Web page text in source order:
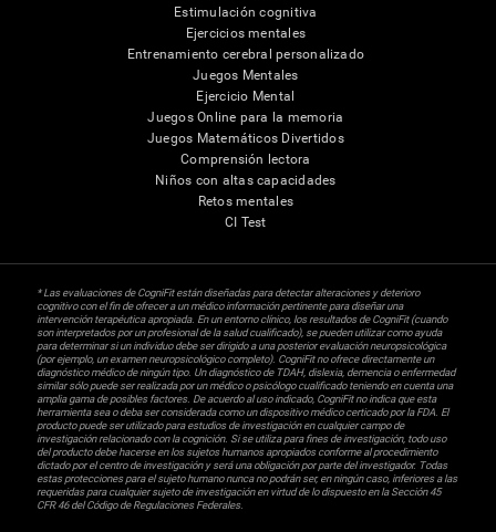
Estimulación cognitiva
Ejercicios mentales
Entrenamiento cerebral personalizado
Juegos Mentales
Ejercicio Mental
Juegos Online para la memoria
Juegos Matemáticos Divertidos
Comprensión lectora
Niños con altas capacidades
Retos mentales
CI Test
* Las evaluaciones de CogniFit están diseñadas para detectar alteraciones y deterioro
cognitivo con el fin de ofrecer a un médico información pertinente para diseñar una
intervención terapéutica apropiada. En un entorno clínico, los resultados de CogniFit (cuando
son interpretados por un profesional de la salud cualificado), se pueden utilizar como ayuda
para determinar si un individuo debe ser dirigido a una posterior evaluación neuropsicológica
(por ejemplo, un examen neuropsicológico completo). CogniFit no ofrece directamente un
diagnóstico médico de ningún tipo. Un diagnóstico de TDAH, dislexia, demencia o enfermedad
similar sólo puede ser realizada por un médico o psicólogo cualificado teniendo en cuenta una
amplia gama de posibles factores. De acuerdo al uso indicado, CogniFit no indica que esta
herramienta sea o deba ser considerada como un dispositivo médico certicado por la FDA. El
producto puede ser utilizado para estudios de investigación en cualquier campo de
investigación relacionado con la cognición. Si se utiliza para fines de investigación, todo uso
del producto debe hacerse en los sujetos humanos apropiados conforme al procedimiento
dictado por el centro de investigación y será una obligación por parte del investigador. Todas
estas protecciones para el sujeto humano nunca no podrán ser, en ningún caso, inferiores a las
requeridas para cualquier sujeto de investigación en virtud de lo dispuesto en la Sección 45
CFR 46 del Código de Regulaciones Federales.